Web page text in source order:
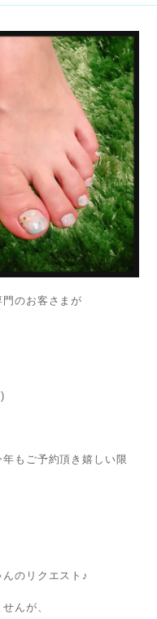
のお客さまが
もご予約頂き嬉しい限
のリクエスト♪
んが、